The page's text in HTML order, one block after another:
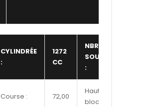
CYLINDRÉE
:
1272
CC
NBR
SOUPAPE
:
Course : 72,00
Hauteur
bloc :